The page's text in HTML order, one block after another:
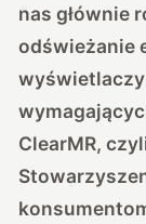
nas głównie
odświeżanie
ClearMR,